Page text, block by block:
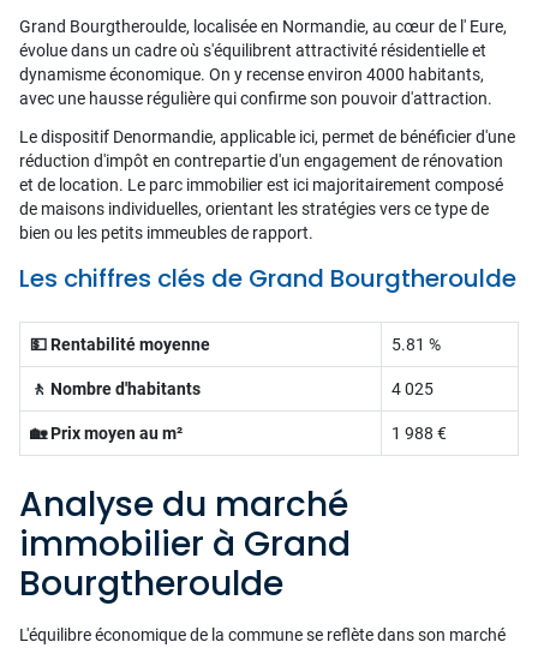
Grand Bourgtheroulde, localisée en Normandie, au cœur de l' Eure,
évolue dans un cadre où s'équilibrent attractivité résidentielle et
dynamisme économique. On y recense environ 4000 habitants,
avec une hausse régulière qui confirme son pouvoir d'attraction.
Le dispositif Denormandie, applicable ici, permet de bénéficier d'une
réduction d'impôt en contrepartie d'un engagement de rénovation
et de location. Le parc immobilier est ici majoritairement composé
de maisons individuelles, orientant les stratégies vers ce type de
bien ou les petits immeubles de rapport.
Les chiffres clés de Grand Bourgtheroulde
💵 Rentabilité moyenne 5.81 %
🚶 Nombre d'habitants 4 025
🏡 Prix moyen au m² 1 988 €
Analyse du marché
immobilier à Grand
Bourgtheroulde
L'équilibre économique de la commune se reflète dans son marché